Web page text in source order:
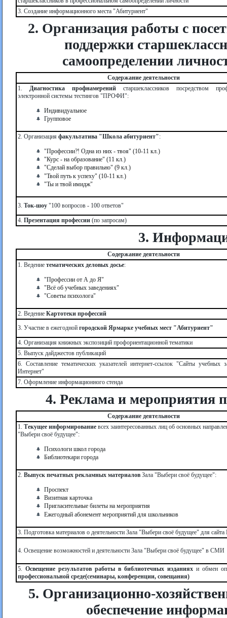
3. Создание информационного места "Абитуриент"
2. Организация работы с
поддержки
самоопределении
Содержание деятельности
1. Диагностика профнамерений старшеклассников посредством
электронной системы тестингов "ПРОФИ":
Индивидуальное
Групповое
2. Организация факультатива "Школа абитуриент":
"Профессии?! Одна из них - твоя" (10-11 кл.)
"Курс - на образование" (11 кл.)
"Сделай выбор правильно" (9 кл.)
"Твой путь к успеху" (10-11 кл.)
"Ты и твой имидж"
3. Ток-шоу "100 вопросов - 100 ответов"
4. Презентация профессии (по запросам)
3.
Содержание деятельности
1. Ведение тематических деловых досье:
"Профессии от А до Я"
"Всё об учебных заведениях"
"Советы психолога"
2. Ведение Картотеки профессий
3. Участие в ежегодной городской Ярмарке учебных мест "Абитуриент"
4. Организация книжных экспозиций профориентационной тематики
5. Выпуск дайджестов публикаций
6. Составление тематических указателей интернет-ссылок "Сайты учебных
Интернет"
7. Оформление информационного стенда
4. Реклама и мероприятия
Содержание деятельности
1. Текущее информирование всех заинтересованных лиц об основных
"Выбери своё будущее":
Психологи школ города
Библиотекари города
2. Выпуск печатных рекламных материалов Зала "Выбери своё будущее":
Проспект
Визитная карточка
Пригласительные билеты на мероприятия
Ежегодный абонемент мероприятий для школьников
3. Подготовка материалов о деятельности Зала "Выбери своё будущее" для
4. Освещение возможностей и деятельности Зала "Выбери своё будущее" в СМИ
5. Освещение результатов работы в библиотечных изданиях и обмен
профессиональной среде(семинары, конференции, совещания)
5. Организационно-
обеспечение